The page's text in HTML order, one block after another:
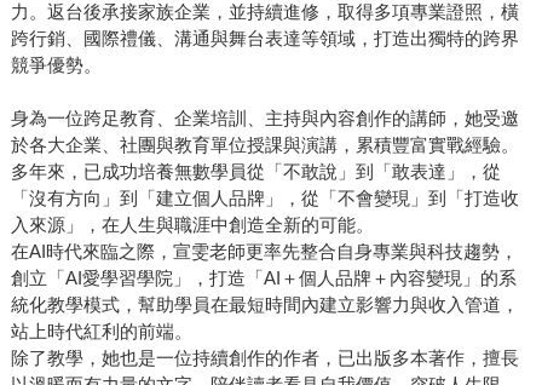
力。返台後承接家族企業，並持續進修，取得多項專業證照，橫
跨行銷、國際禮儀、溝通與舞台表達等領域，打造出獨特的跨界
競爭優勢。
身為一位跨足教育、企業培訓、主持與內容創作的講師，她受邀
於各大企業、社團與教育單位授課與演講，累積豐富實戰經驗。
多年來，已成功培養無數學員從「不敢說」到「敢表達」，從
「沒有方向」到「建立個人品牌」，從「不會變現」到「打造收
入來源」，在人生與職涯中創造全新的可能。
在AI時代來臨之際，宣雯老師更率先整合自身專業與科技趨勢，
創立「AI愛學習學院」，打造「AI＋個人品牌＋內容變現」的系
統化教學模式，幫助學員在最短時間內建立影響力與收入管道，
站上時代紅利的前端。
除了教學，她也是一位持續創作的作者，已出版多本著作，擅長